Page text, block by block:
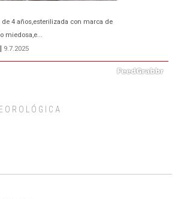
4 años,esterilizada con marca de
miedosa,e...
| 9.7.2025